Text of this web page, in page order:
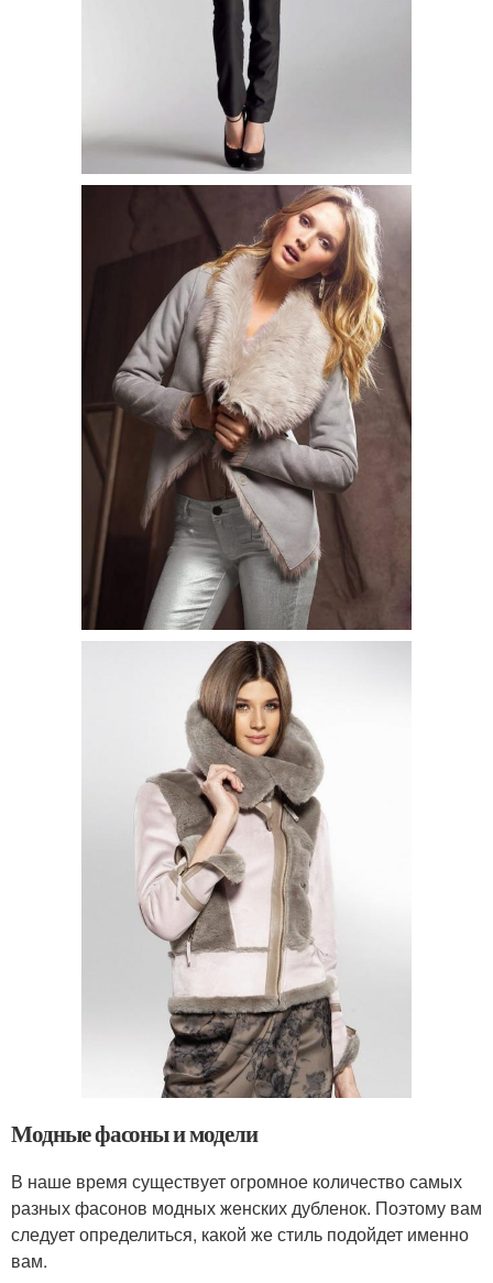
Модные фасоны и модели
В наше время существует огромное количество самых
разных фасонов модных женских дубленок. Поэтому вам
следует определиться, какой же стиль подойдет именно
вам.